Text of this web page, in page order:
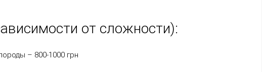
от сложности):
– 800-1000 грн